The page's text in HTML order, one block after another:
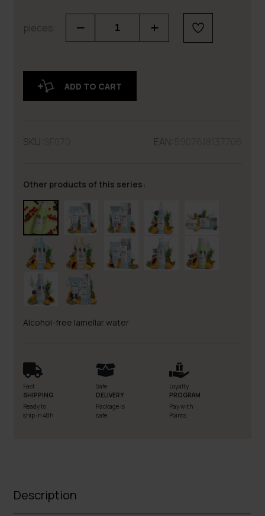
pieces:
ADD TO CART
SKU: EAN:
Other products of this series:
Alcohol-free lamellar water
Fast
SHIPPING
Ready to
ship in 48h
Safe
DELIVERY
Package is
safe
Loyalty
PROGRAM
Pay with
Points
Description